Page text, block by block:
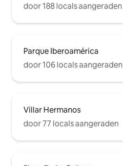
door 188 locals aangeraden
Parque Iberoamérica
door 106 locals aangeraden
Villar Hermanos
door 77 locals aangeraden